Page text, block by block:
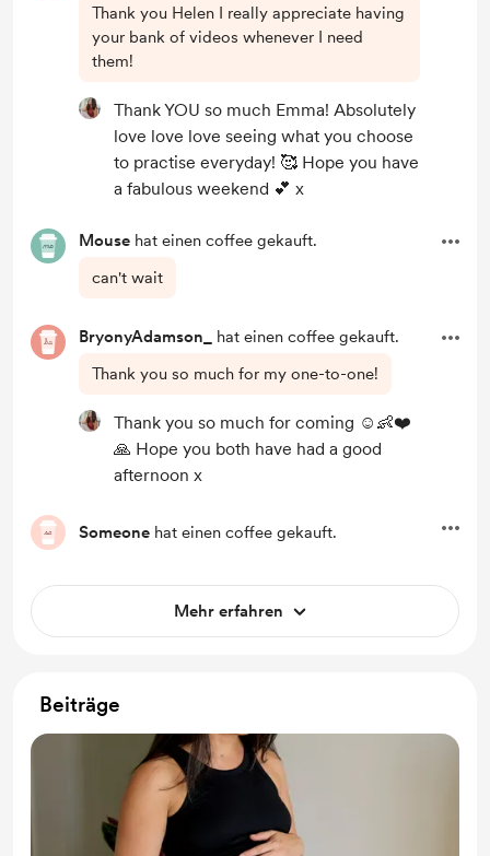
Thank you Helen I really appreciate having
your bank of videos whenever I need
them!
Thank YOU so much Emma! Absolutely
love love love seeing what you choose
to practise everyday! 🥰 Hope you have
a fabulous weekend 💕 x
Mouse hat einen coffee gekauft.
can't wait
BryonyAdamson_
hat einen coffee gekauft.
Thank you so much for my one-to-one!
Thank you so much for coming ☺️👶❤️
🙏 Hope you both have had a good
afternoon x
Someone hat einen coffee gekauft.
Mehr erfahren
Beiträge